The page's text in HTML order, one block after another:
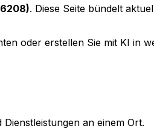
. Diese Seite bündelt
oder erstellen Sie mit KI in
an einem Ort.